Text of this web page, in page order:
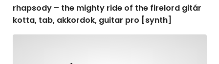
rhapsody – the mighty ride of the firelord gitár
kotta, tab, akkordok, guitar pro [synth]